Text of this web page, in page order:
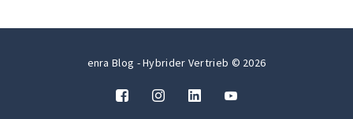
enra Blog - Hybrider Vertrieb © 2026